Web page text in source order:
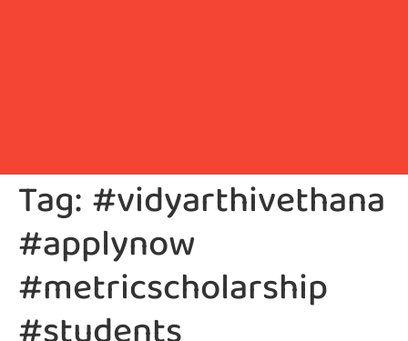
Tag:#vidyarthivethana
#applynow
#metricscholarship